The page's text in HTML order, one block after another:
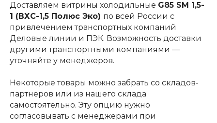
Доставляем витрины холодильные G85 SM 1,5-
1 (ВХС-1,5 Полюс Эко) по всей России с
привлечением транспортных компаний
Деловые линии и ПЭК. Возможность доставки
другими транспортными компаниями —
уточняйте у менеджеров.
Некоторые товары можно забрать со складов-
партнеров или из нашего склада
самостоятельно. Эту опцию нужно
согласовывать с менеджерами при